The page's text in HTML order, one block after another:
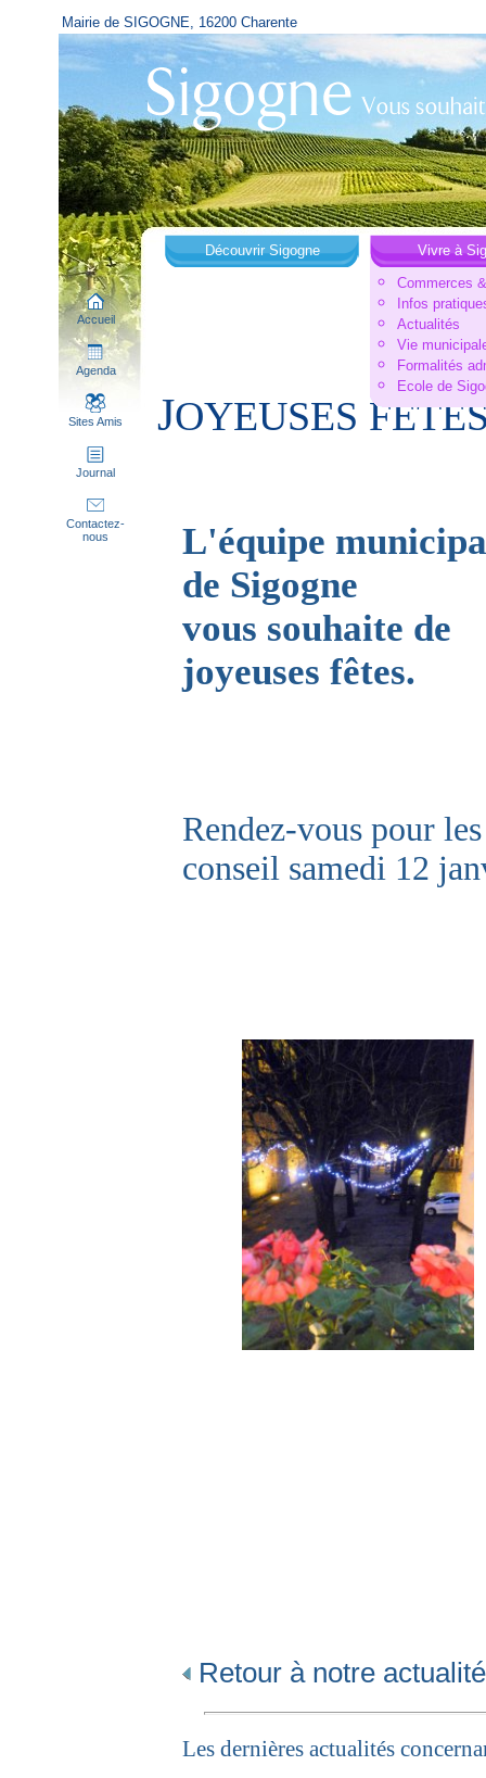
Mairie de SIGOGNE, 16200 Charente
Accueil
Agenda
Sites Amis
Journal
Contactez-
nous
Découvrir Sigogne
Vivre à
Commerces
Infos
Actualités
Vie
Formalités
Ecole de
JOYEUSES
L'équipe
de Sigogne
vous souhaite de
joyeuses fêtes.
Rendez-vous pour
conseil samedi 12
Retour à notre actualité
Les dernières actualités